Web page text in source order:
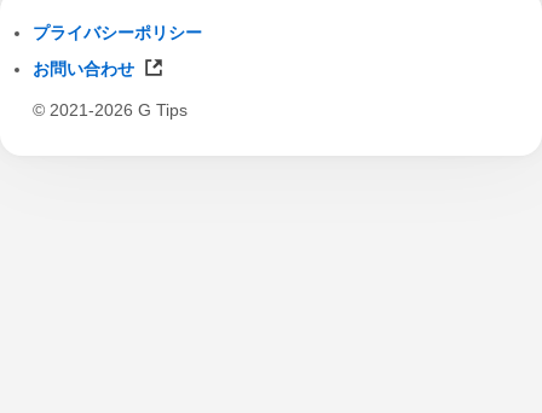
プライバシーポリシー
お問い合わせ
© 2021-2026 G Tips